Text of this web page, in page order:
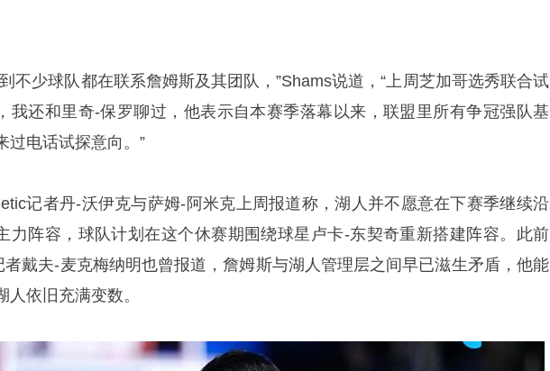
不少球队都在联系詹姆斯及其团队，”Shams说道，“上周芝加哥选秀联合试
我还和里奇-保罗聊过，他表示自本赛季落幕以来，联盟里所有争冠强队基
过电话试探意向。”
记者丹-沃伊克与萨姆-阿米克上周报道称，湖人并不愿意在下赛季继续沿
力阵容，球队计划在这个休赛期围绕球星卢卡-东契奇重新搭建阵容。此前
者戴夫-麦克梅纳明也曾报道，詹姆斯与湖人管理层之间早已滋生矛盾，他能
人依旧充满变数。